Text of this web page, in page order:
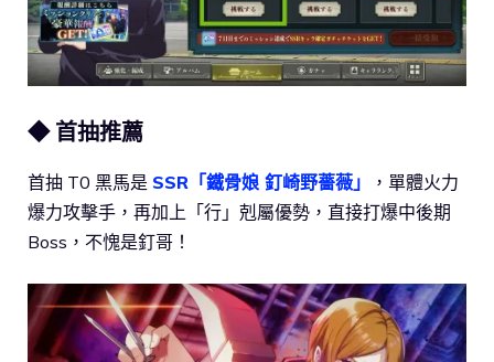
◆ 首抽推薦
首抽 T0 黑馬是 SSR「鐵骨娘 釘崎野薔薇」
，單體火力
爆力攻擊手，再加上「行」剋屬優勢，直接打爆中後期
Boss，不愧是釘哥！